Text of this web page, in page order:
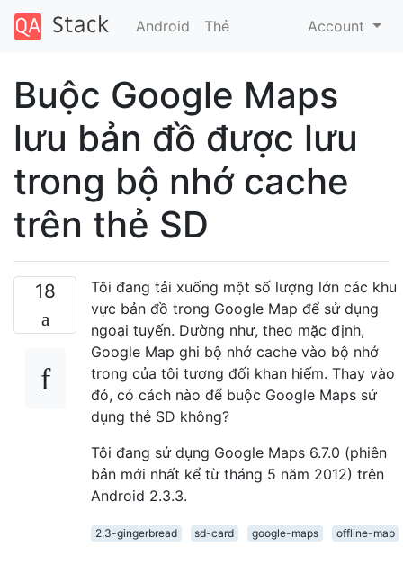
Android Thẻ Account
Buộc Google Maps
lưu bản đồ được lưu
trong bộ nhớ cache
trên thẻ SD
18
Tôi đang tải xuống một số lượng lớn các khu
vực bản đồ trong Google Map để sử dụng
ngoại tuyến. Dường như, theo mặc định,
Google Map ghi bộ nhớ cache vào bộ nhớ
trong của tôi tương đối khan hiếm. Thay vào
đó, có cách nào để buộc Google Maps sử
dụng thẻ SD không?
Tôi đang sử dụng Google Maps 6.7.0 (phiên
bản mới nhất kể từ tháng 5 năm 2012) trên
Android 2.3.3.
2.3-gingerbread sd-card google-maps offline-map